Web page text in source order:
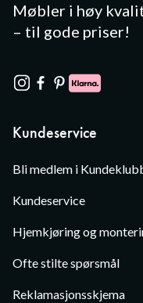
Møbler i høy
– til gode priser!
Kundeservice
Bli medlem i
Kundeservice
Hjemkjøring og
Ofte stilte spørsmål
Reklamasjonsskjema